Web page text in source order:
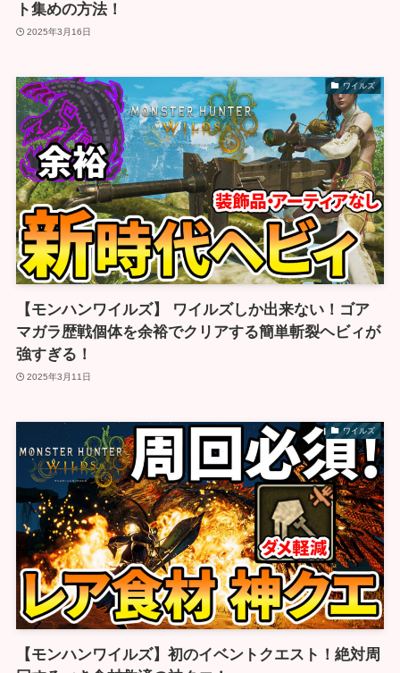
ト集めの方法！
2025年3月16日
ワイルズ
【モンハンワイルズ】 ワイルズしか出来ない！ゴア
マガラ歴戦個体を余裕でクリアする簡単斬裂ヘビィが
強すぎる！
2025年3月11日
ワイルズ
【モンハンワイルズ】初のイベントクエスト！絶対周